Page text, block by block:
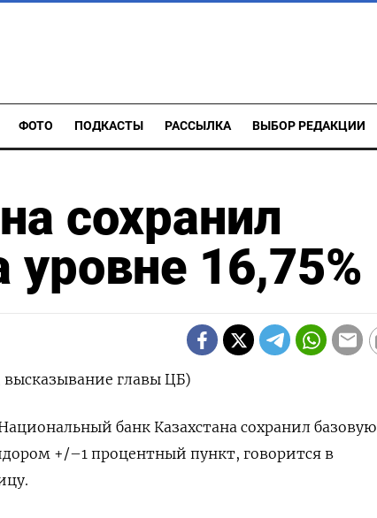
ФОТО ПОДКАСТЫ РАССЫЛКА ВЫБОР РЕДАКЦИИ
сохранил
уровне 16,75%
главы ЦБ)
банк Казахстана сохранил базовую
+/–1 процентный пункт, говорится в